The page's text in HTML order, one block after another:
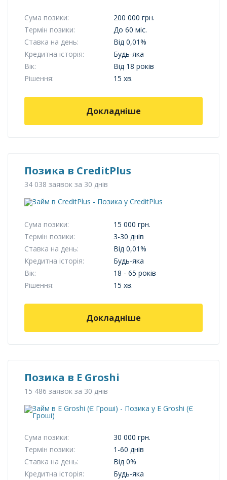
Сума позики:
200 000 грн.
Термін позики:
До 60 міс.
Ставка на день:
Від 0,01%
Кредитна історія:
Будь-яка
Вік:
Від 18 років
Рішення:
15 хв.
Докладніше
Позика в CreditPlus
34 038 заявок за 30 днів
Сума позики:
15 000 грн.
Термін позики:
3-30 днів
Ставка на день:
Від 0,01%
Кредитна історія:
Будь-яка
Вік:
18 - 65 років
Рішення:
15 хв.
Докладніше
Позика в E Groshi
15 486 заявок за 30 днів
Сума позики:
30 000 грн.
Термін позики:
1-60 днів
Ставка на день:
Від 0%
Кредитна історія:
Будь-яка